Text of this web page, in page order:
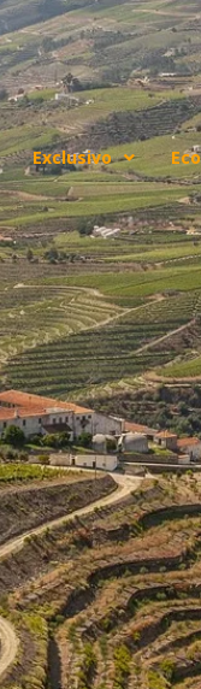
Exclusivo